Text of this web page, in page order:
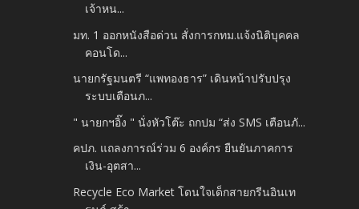
เจ้าหน...
มท. 1 ออกหนังสือด่วน สั่งการกทม.แจ้งนิติบุคคล
คอนโด...
นายกรัฐมนตรี “แพทองธาร” เดินหน้าปรับปรุง
ระบบเตือนภ...
" นายกฯอิ๊ง " นั่งหัวโต๊ะ ถกปม “ส่ง SMS เตือนภั...
คปภ. แถลงการณ์ร่วม 6 องค์กร ยืนยันภาคการ
เงิน-อุตสา...
Recycle Eco Market โดนใจเด็กสายกรีนอินเท